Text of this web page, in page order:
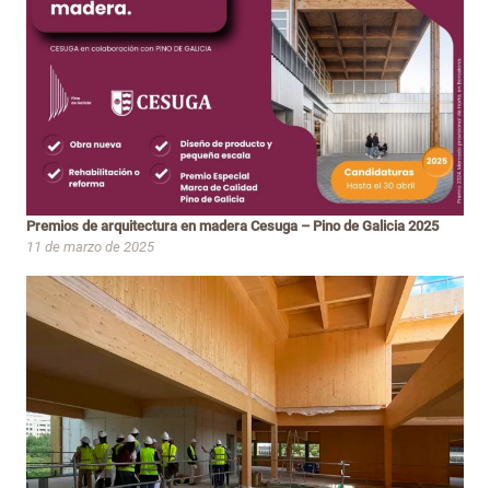
Premios de arquitectura en madera Cesuga – Pino de Galicia 2025
11 de marzo de 2025